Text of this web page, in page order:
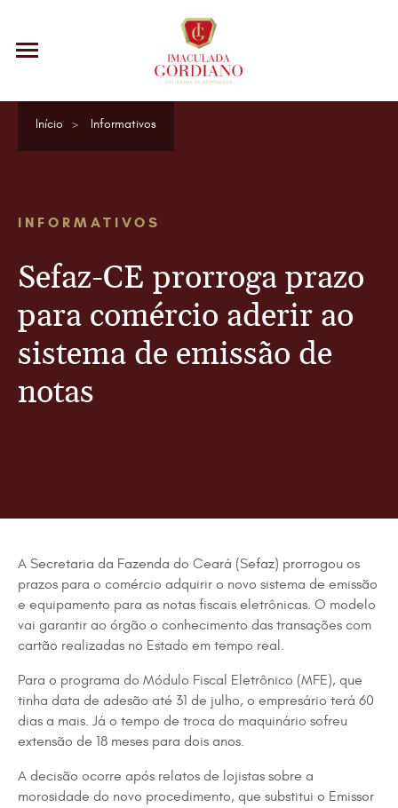
Início Informativos
INFORMATIVOS
Sefaz-CE prorroga prazo
para comércio aderir ao
sistema de emissão de
notas
A Secretaria da Fazenda do Ceará (Sefaz) prorrogou os
prazos para o comércio adquirir o novo sistema de emissão
e equipamento para as notas fiscais eletrônicas. O modelo
vai garantir ao órgão o conhecimento das transações com
cartão realizadas no Estado em tempo real.
Para o programa do Módulo Fiscal Eletrônico (MFE), que
tinha data de adesão até 31 de julho, o empresário terá 60
dias a mais. Já o tempo de troca do maquinário sofreu
extensão de 18 meses para dois anos.
A decisão ocorre após relatos de lojistas sobre a
morosidade do novo procedimento, que substitui o Emissor